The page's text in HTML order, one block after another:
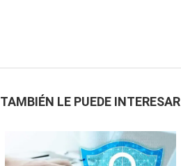
TAMBIÉN LE PUEDE INTERESAR